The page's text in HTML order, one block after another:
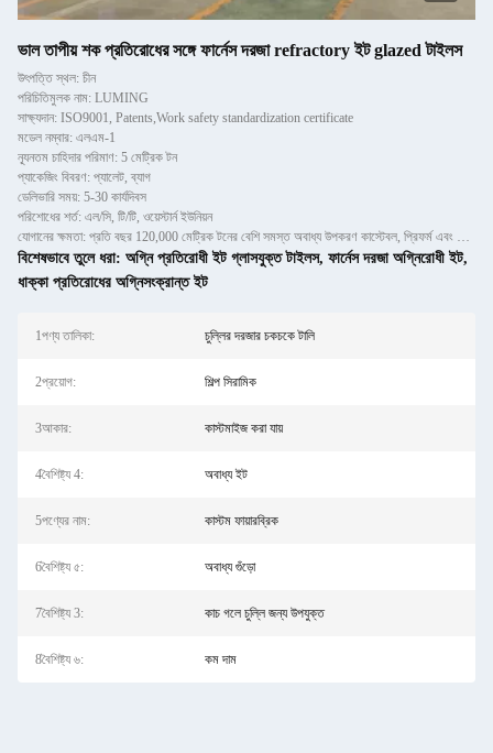
ভাল তাপীয় শক প্রতিরোধের সঙ্গে ফার্নেস দরজা refractory ইট glazed টাইলস
উৎপত্তি স্থল: চীন
পরিচিতিমুলক নাম: LUMING
সাক্ষ্যদান: ISO9001, Patents,Work safety standardization certificate
মডেল নম্বার: এলএম-1
ন্যূনতম চাহিদার পরিমাণ: 5 মেট্রিক টন
প্যাকেজিং বিবরণ: প্যালেট, ব্যাগ
ডেলিভারি সময়: 5-30 কার্যদিবস
পরিশোধের শর্ত: এল/সি, টি/টি, ওয়েস্টার্ন ইউনিয়ন
যোগানের ক্ষমতা: প্রতি বছর 120,000 মেট্রিক টনের বেশি সমস্ত অবাধ্য উপকরণ কাস্টেবল, প্রিফর্ম এবং ইটগুলির জন্য
বিশেষভাবে তুলে ধরা: অগ্নি প্রতিরোধী ইট গ্লাসযুক্ত টাইলস, ফার্নেস দরজা অগ্নিরোধী ইট,
ধাক্কা প্রতিরোধের অগ্নিসংক্রান্ত ইট
1পণ্য তালিকা: চুল্লির দরজার চকচকে টালি
2প্রয়োগ: শিল্প সিরামিক
3আকার: কাস্টমাইজ করা যায়
4বৈশিষ্ট্য 4: অবাধ্য ইট
5পণ্যের নাম: কাস্টম ফায়ারব্রিক
6বৈশিষ্ট্য ৫: অবাধ্য গুঁড়ো
7বৈশিষ্ট্য 3: কাচ গলে চুল্লি জন্য উপযুক্ত
8বৈশিষ্ট্য ৬: কম দাম